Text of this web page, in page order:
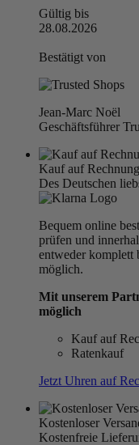
Gültig bis
28.08.2026
Bestätigt von
Jean-Marc Noël
Geschäftsführer
Kauf auf Rechnung
Des Deutschen
Bequem online
prüfen und
entweder komplett
möglich.
Mit unserem
möglich
Kauf auf
Ratenkauf
Jetzt Uhren auf
Kostenloser
Kostenfreie